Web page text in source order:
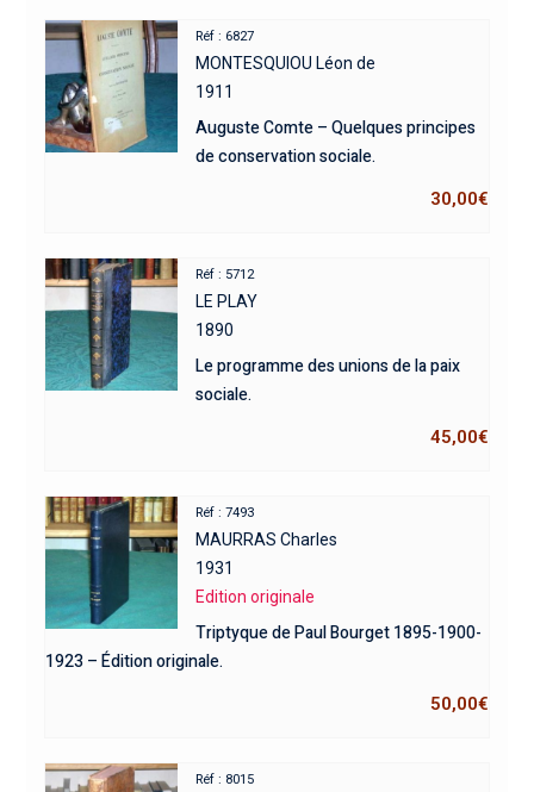
Réf : 6827
MONTESQUIOU Léon de
1911
Auguste Comte – Quelques principes
de conservation sociale.
30,00€
Réf : 5712
LE PLAY
1890
Le programme des unions de la paix
sociale.
45,00€
Réf : 7493
MAURRAS Charles
1931
Edition originale
Triptyque de Paul Bourget 1895-1900-
1923 – Édition originale.
50,00€
Réf : 8015